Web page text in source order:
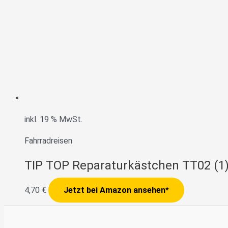
inkl. 19 % MwSt.
Fahrradreisen
TIP TOP Reparaturkästchen TT02
4,70 € Jetzt bei Amazon ansehen*